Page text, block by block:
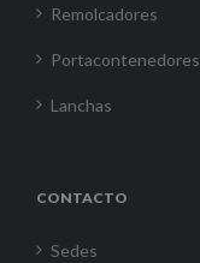
Remolcadores
Portacontenedores
Lanchas
CONTACTO
Sedes